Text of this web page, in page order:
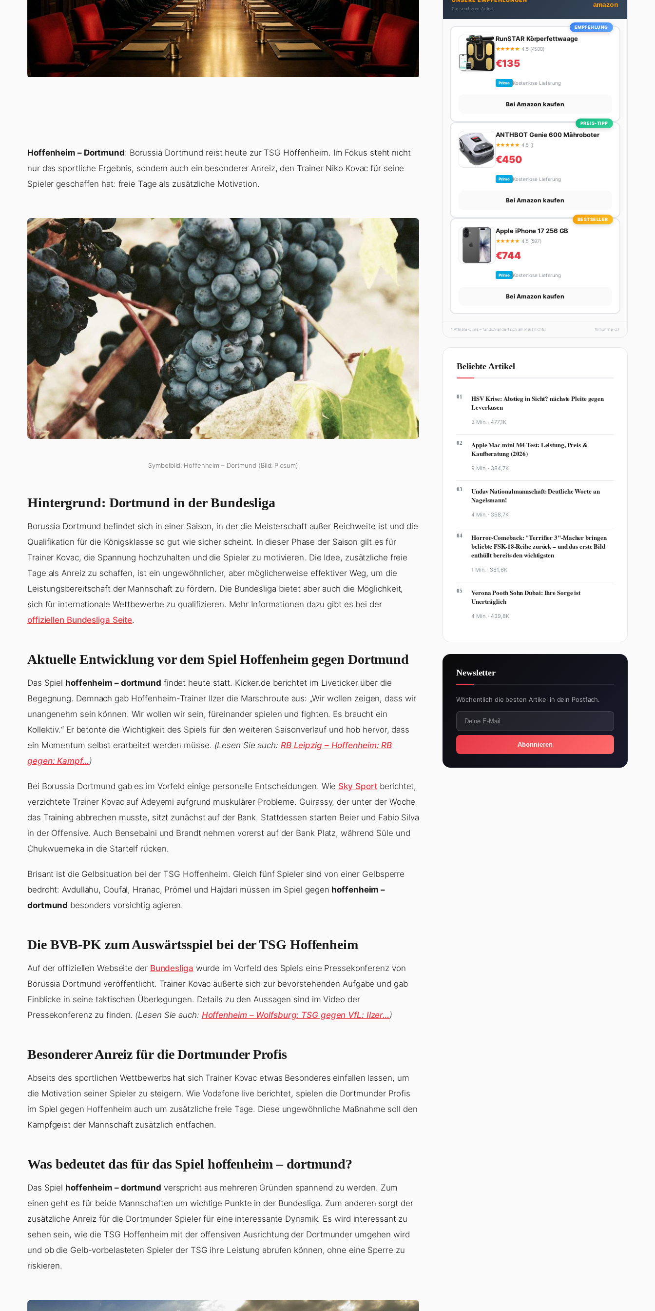
Hoffenheim – Dortmund: Borussia Dortmund reist heute zur TSG Hoffenheim. Im Fokus steht nicht
nur das sportliche Ergebnis, sondern auch ein besonderer Anreiz, den Trainer Niko Kovac für seine
Spieler geschaffen hat: freie Tage als zusätzliche Motivation.
Symbolbild: Hoffenheim – Dortmund (Bild: Picsum)
Hintergrund: Dortmund in der Bundesliga
Borussia Dortmund befindet sich in einer Saison, in der die Meisterschaft außer Reichweite ist und die
Qualifikation für die Königsklasse so gut wie sicher scheint. In dieser Phase der Saison gilt es für
Trainer Kovac, die Spannung hochzuhalten und die Spieler zu motivieren. Die Idee, zusätzliche freie
Tage als Anreiz zu schaffen, ist ein ungewöhnlicher, aber möglicherweise effektiver Weg, um die
Leistungsbereitschaft der Mannschaft zu fördern. Die Bundesliga bietet aber auch die Möglichkeit,
sich für internationale Wettbewerbe zu qualifizieren. Mehr Informationen dazu gibt es bei der
offiziellen Bundesliga Seite.
Aktuelle Entwicklung vor dem Spiel Hoffenheim gegen Dortmund
Das Spiel hoffenheim – dortmund findet heute statt. Kicker.de berichtet im Liveticker über die
Begegnung. Demnach gab Hoffenheim-Trainer Ilzer die Marschroute aus: „Wir wollen zeigen, dass wir
unangenehm sein können. Wir wollen wir sein, füreinander spielen und fighten. Es braucht ein
Kollektiv.“ Er betonte die Wichtigkeit des Spiels für den weiteren Saisonverlauf und hob hervor, dass
ein Momentum selbst erarbeitet werden müsse. (Lesen Sie auch: RB Leipzig – Hoffenheim: RB
gegen: Kampf… )
Bei Borussia Dortmund gab es im Vorfeld einige personelle Entscheidungen. Wie Sky Sport berichtet,
verzichtete Trainer Kovac auf Adeyemi aufgrund muskulärer Probleme. Guirassy, der unter der Woche
das Training abbrechen musste, sitzt zunächst auf der Bank. Stattdessen starten Beier und Fabio Silva
in der Offensive. Auch Bensebaini und Brandt nehmen vorerst auf der Bank Platz, während Süle und
Chukwuemeka in die Startelf rücken.
Brisant ist die Gelbsituation bei der TSG Hoffenheim. Gleich fünf Spieler sind von einer Gelbsperre
bedroht: Avdullahu, Coufal, Hranac, Prömel und Hajdari müssen im Spiel gegen hoffenheim –
dortmund besonders vorsichtig agieren.
Die BVB-PK zum Auswärtsspiel bei der TSG Hoffenheim
Auf der offiziellen Webseite der Bundesliga wurde im Vorfeld des Spiels eine Pressekonferenz von
Borussia Dortmund veröffentlicht. Trainer Kovac äußerte sich zur bevorstehenden Aufgabe und gab
Einblicke in seine taktischen Überlegungen. Details zu den Aussagen sind im Video der
Pressekonferenz zu finden. (Lesen Sie auch: Hoffenheim – Wolfsburg: TSG gegen VfL: Ilzer… )
Besonderer Anreiz für die Dortmunder Profis
Abseits des sportlichen Wettbewerbs hat sich Trainer Kovac etwas Besonderes einfallen lassen, um
die Motivation seiner Spieler zu steigern. Wie Vodafone live berichtet, spielen die Dortmunder Profis
im Spiel gegen Hoffenheim auch um zusätzliche freie Tage. Diese ungewöhnliche Maßnahme soll den
Kampfgeist der Mannschaft zusätzlich entfachen.
Was bedeutet das für das Spiel hoffenheim – dortmund?
Das Spiel hoffenheim – dortmund verspricht aus mehreren Gründen spannend zu werden. Zum
einen geht es für beide Mannschaften um wichtige Punkte in der Bundesliga. Zum anderen sorgt der
zusätzliche Anreiz für die Dortmunder Spieler für eine interessante Dynamik. Es wird interessant zu
sehen sein, wie die TSG Hoffenheim mit der offensiven Ausrichtung der Dortmunder umgehen wird
und ob die Gelb-vorbelasteten Spieler der TSG ihre Leistung abrufen können, ohne eine Sperre zu
riskieren.
Trip – sei es ein Wochenende in den Bergen, eine
Motorradtour durch die Alpen oder der jährliche
Campingtrip mit den Jungs. Sein Credo: Das Leben
ist zu kurz für langweilige Wochenenden.
Passend zum Artikel
amazon
EMPFEHLUNG
RunSTAR Körperfettwaage
★★★★★ 4.5 (4500)
€135
Prime Kostenlose Lieferung
Bei Amazon kaufen
PREIS-TIPP
ANTHBOT Genie 600 Mähroboter
★★★★★ 4.5 ()
€450
Prime Kostenlose Lieferung
Bei Amazon kaufen
BESTSELLER
Apple iPhone 17 256 GB
★★★★★ 4.5 (597)
€744
Prime Kostenlose Lieferung
Bei Amazon kaufen
* Affiliate-Links – für dich ändert sich am Preis nichts. fhmonline-21
Beliebte Artikel
01
HSV Krise: Abstieg in Sicht? nächste Pleite gegen
Leverkusen
3 Min. ·477,1K
02
Apple Mac mini M4 Test: Leistung, Preis &
Kaufberatung (2026)
9 Min. · 384,7K
03
Undav Nationalmannschaft: Deutliche Worte an
Nagelsmann!
4 Min. · 358,7K
04
Horror-Comeback: "Terrifier 3"-Macher bringen
beliebte FSK-18-Reihe zurück – und das erste Bild
enthüllt bereits den wichtigsten
1 Min. · 381,6K
05
Verona Pooth Sohn Dubai: Ihre Sorge ist
Unerträglich
4 Min. ·439,8K
Newsletter
Wöchentlich die besten Artikel in dein Postfach.
Abonnieren